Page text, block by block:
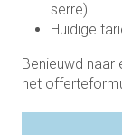
serre).
Huidige
Benieuwd naar
het